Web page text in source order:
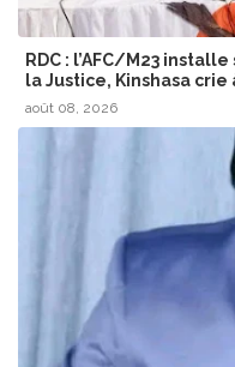
RDC : l’AFC/M23
la Justice, Kinshasa
août 08, 2026